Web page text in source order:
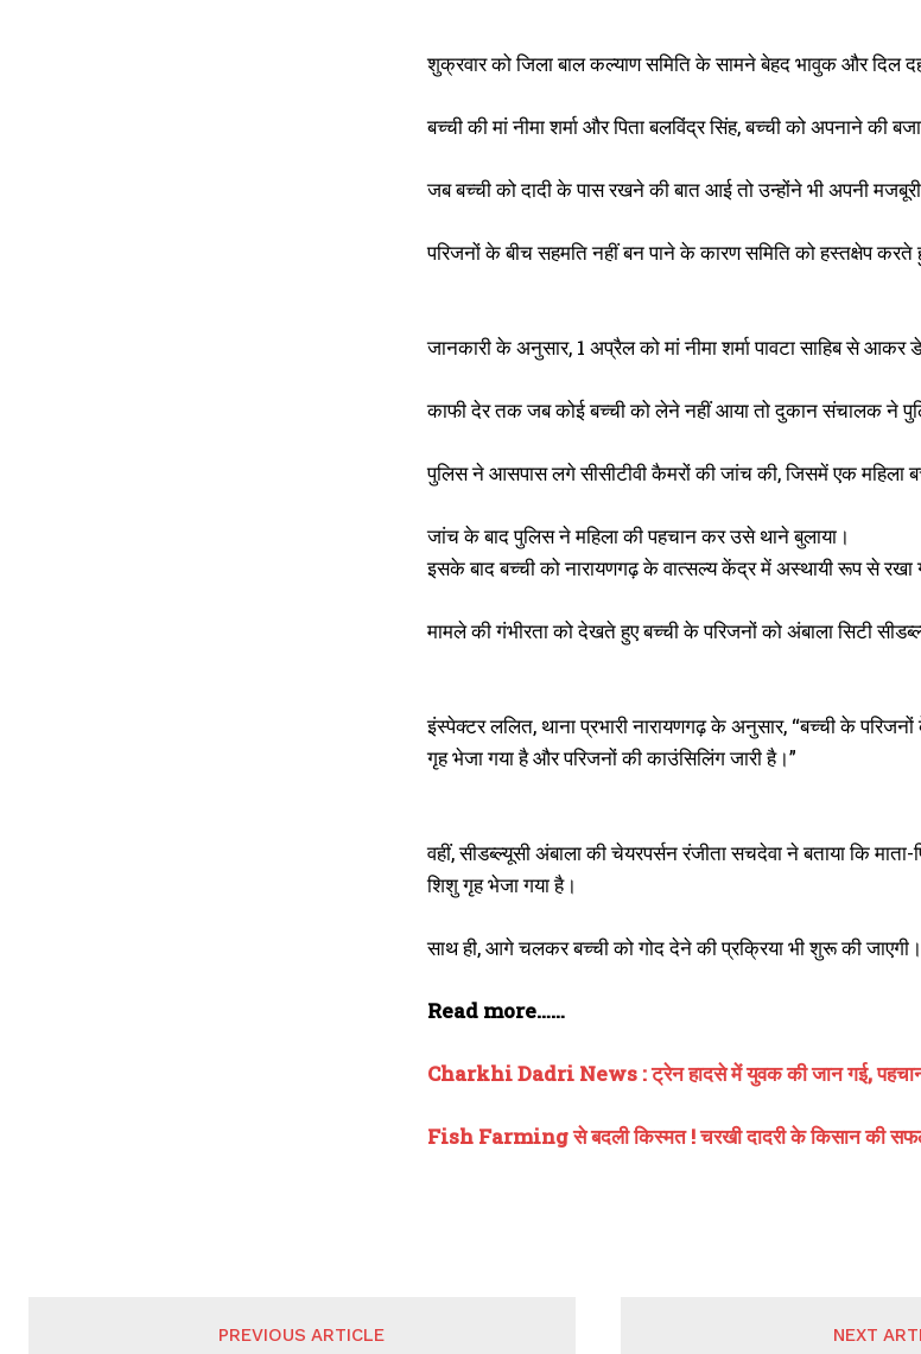
शुक्रवार को जिला बाल कल्याण समिति के सामने बेहद भावुक और दिल
बच्ची की मां नीमा शर्मा और पिता बलविंद्र सिंह, बच्ची को अपनाने
जब बच्ची को दादी के पास रखने की बात आई तो उन्होंने भी अपनी
परिजनों के बीच सहमति नहीं बन पाने के कारण समिति को हस्तक्षेप करते
जानकारी के अनुसार, 1 अप्रैल को मां नीमा शर्मा पावटा साहिब से
काफी देर तक जब कोई बच्ची को लेने नहीं आया तो दुकान संचालक ने
पुलिस ने आसपास लगे सीसीटीवी कैमरों की जांच की, जिसमें एक महिला
जांच के बाद पुलिस ने महिला की पहचान कर उसे थाने बुलाया।
इसके बाद बच्ची को नारायणगढ़ के वात्सल्य केंद्र में अस्थायी रूप से रखा
मामले की गंभीरता को देखते हुए बच्ची के परिजनों को अंबाला सिटी
इंस्पेक्टर ललित, थाना प्रभारी नारायणगढ़ के अनुसार, “बच्ची के
गृह भेजा गया है और परिजनों की काउंसिलिंग जारी है।”
वहीं, सीडब्ल्यूसी अंबाला की चेयरपर्सन रंजीता सचदेवा ने बताया कि
शिशु गृह भेजा गया है।
साथ ही, आगे चलकर बच्ची को गोद देने की प्रक्रिया भी शुरू की जाएगी।
Read more……
Charkhi Dadri News : ट्रेन हादसे में युवक की जान गई,
Fish Farming से बदली किस्मत ! चरखी दादरी के किसान की
PREVIOUS ARTICLE NEXT